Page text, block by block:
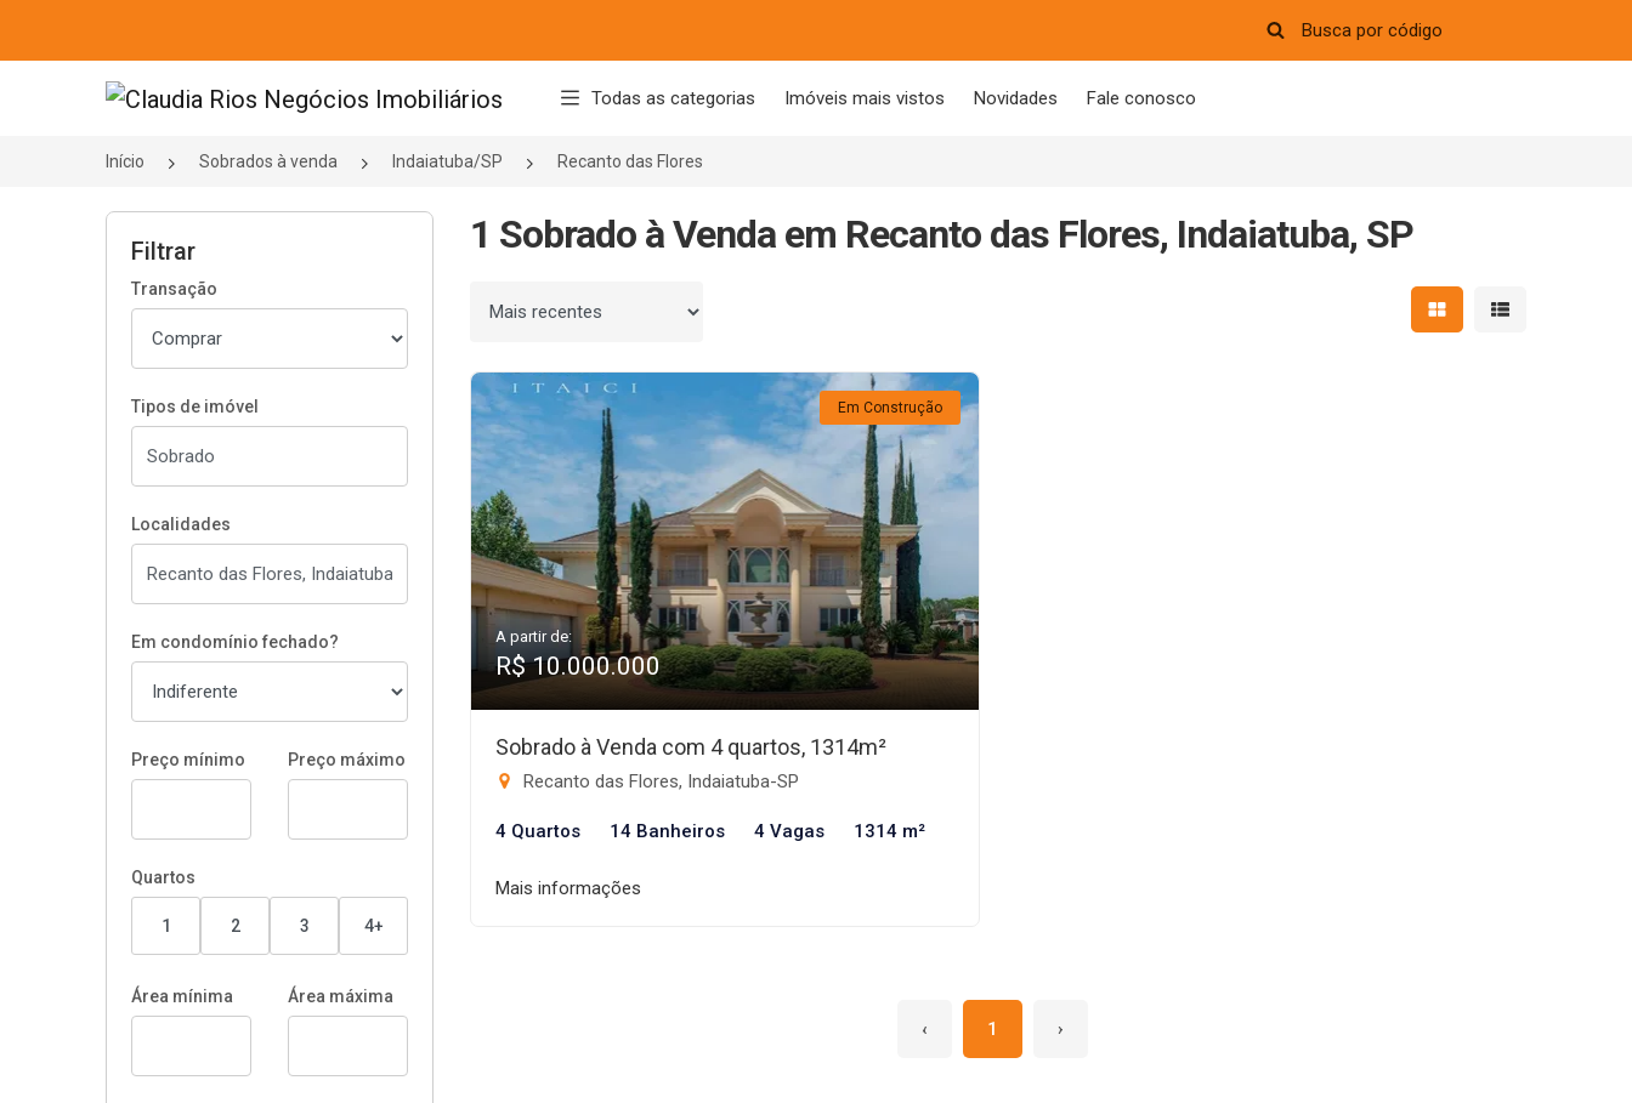
Página inicial Todas as categorias Imóveis mais vistos Novidades Fale conosco
Início Sobrados à venda Indaiatuba/SP Recanto das Flores
Filtrar
Transação
Tipos de imóvel
Localidades
Em condomínio fechado?
Preço mínimo Preço máximo
Quartos
1 2 3 4+
Área mínima Área máxima
1 Sobrado à Venda em Recanto das Flores, Indaiatuba, SP
Ordenar por Mostrar resultados em
Mostrar
Em Construção
A partir de:
R$ 10.000.000
Sobrado à Venda com 4 quartos, 1314m²
Recanto das Flores, Indaiatuba-SP
4 Quartos 14 Banheiros 4 Vagas 1314 m²
Mais informações
‹ 1 ›